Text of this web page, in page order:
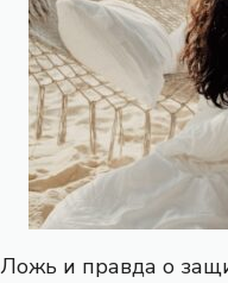
Ложь и правда о